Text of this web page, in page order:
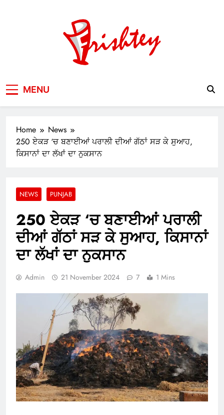
MENU
Home
News
250 ਏਕੜ ‘ਚ ਬਣਾਈਆਂ ਪਰਾਲੀ ਦੀਆਂ ਗੱਠਾਂ ਸੜ ਕੇ ਸੁਆਹ,
ਕਿਸਾਨਾਂ ਦਾ ਲੱਖਾਂ ਦਾ ਨੁਕਸਾਨ
NEWS PUNJAB
250 ਏਕੜ ‘ਚ ਬਣਾਈਆਂ ਪਰਾਲੀ
ਦੀਆਂ ਗੱਠਾਂ ਸੜ ਕੇ ਸੁਆਹ, ਕਿਸਾਨਾਂ
ਦਾ ਲੱਖਾਂ ਦਾ ਨੁਕਸਾਨ
Admin 21 November 2024 7 1 Mins